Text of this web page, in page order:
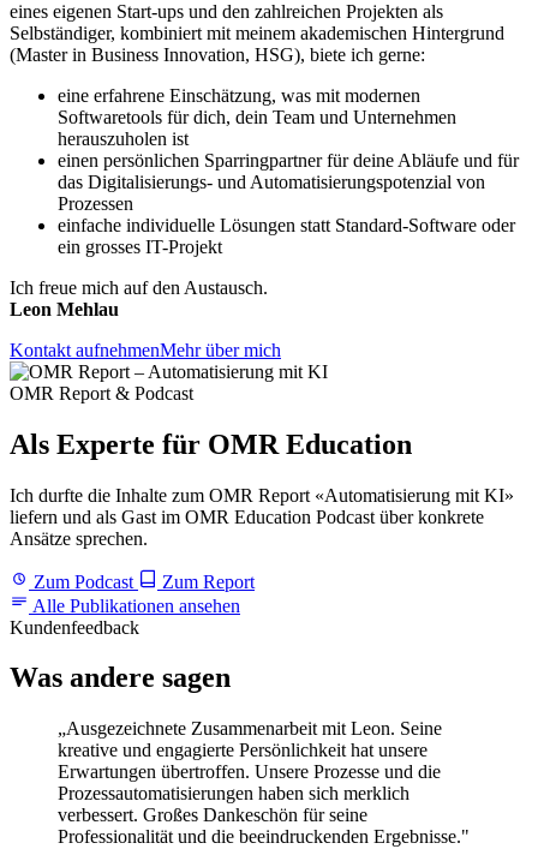
eines eigenen Start-ups und den zahlreichen Projekten als
Selbständiger, kombiniert mit meinem akademischen Hintergrund
(Master in Business Innovation, HSG), biete ich gerne:
eine erfahrene Einschätzung, was mit modernen
Softwaretools für dich, dein Team und Unternehmen
herauszuholen ist
einen persönlichen Sparringpartner für deine Abläufe und für
das Digitalisierungs- und Automatisierungspotenzial von
Prozessen
einfache individuelle Lösungen statt Standard-Software oder
ein grosses IT-Projekt
Ich freue mich auf den Austausch.
Leon Mehlau
Kontakt aufnehmenMehr über mich
OMR Report & Podcast
Als Experte für OMR Education
Ich durfte die Inhalte zum OMR Report «Automatisierung mit KI»
liefern und als Gast im OMR Education Podcast über konkrete
Ansätze sprechen.
Zum Podcast
Zum Report
Alle Publikationen ansehen
Kundenfeedback
Was andere sagen
„Ausgezeichnete Zusammenarbeit mit Leon. Seine
kreative und engagierte Persönlichkeit hat unsere
Erwartungen übertroffen. Unsere Prozesse und die
Prozessautomatisierungen haben sich merklich
verbessert. Großes Dankeschön für seine
Professionalität und die beeindruckenden Ergebnisse."